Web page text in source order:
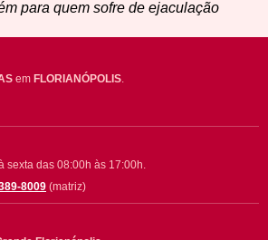
para quem sofre de ejaculação
em FLORIANÓPOLIS.
sexta das 08:00h às 17:00h.
8009 (matriz)